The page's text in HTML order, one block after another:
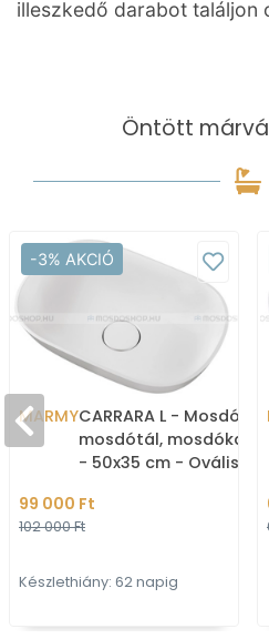
illeszkedő darabot találjon
Öntött
-3% AKCIÓ
MARMYCARRARA L - Mosdó,
mosdótál, mosdókagyló
- 50x35 cm - Ovális -
99 000 Ft
102 000 Ft
Készlethiány: 62 napig